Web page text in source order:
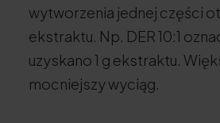
wytworzenia jednej części
ekstraktu. Np. DER 10:1
uzyskano 1 g ekstraktu.
mocniejszy wyciąg.